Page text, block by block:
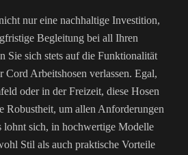
nur eine nachhaltige Investition,
Begleitung bei all Ihren
Sie sich stets auf die Funktionalität
Arbeitshosen verlassen. Egal,
oder in der Freizeit, diese Hosen
Robustheit, um allen Anforderungen
lohnt sich, in hochwertige Modelle
Stil als auch praktische Vorteile